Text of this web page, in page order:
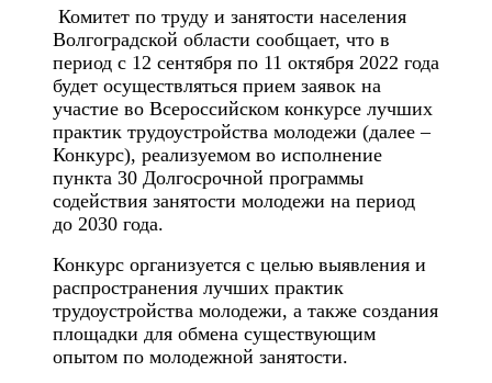
Комитет по труду и занятости населения
Волгоградской области сообщает, что в
период с 12 сентября по 11 октября 2022 года
будет осуществляться прием заявок на
участие во Всероссийском конкурсе лучших
практик трудоустройства молодежи (далее –
Конкурс), реализуемом во исполнение
пункта 30 Долгосрочной программы
содействия занятости молодежи на период
до 2030 года.
Конкурс организуется с целью выявления и
распространения лучших практик
трудоустройства молодежи, а также создания
площадки для обмена существующим
опытом по молодежной занятости.